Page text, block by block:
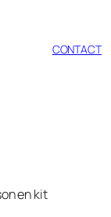
CONTACT
en kit